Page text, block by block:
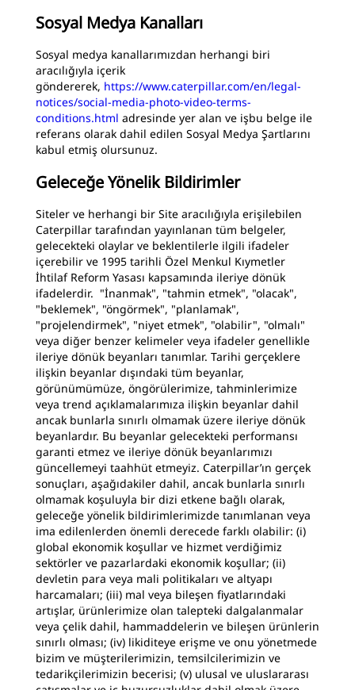
Sosyal Medya Kanalları
Sosyal medya kanallarımızdan herhangi biri
aracılığıyla içerik
göndererek, https://www.caterpillar.com/en/legal-
notices/social-media-photo-video-terms-
conditions.html adresinde yer alan ve işbu belge ile
referans olarak dahil edilen Sosyal Medya Şartlarını
kabul etmiş olursunuz.
Geleceğe Yönelik Bildirimler
Siteler ve herhangi bir Site aracılığıyla erişilebilen
Caterpillar tarafından yayınlanan tüm belgeler,
gelecekteki olaylar ve beklentilerle ilgili ifadeler
içerebilir ve 1995 tarihli Özel Menkul Kıymetler
İhtilaf Reform Yasası kapsamında ileriye dönük
ifadelerdir. "İnanmak", "tahmin etmek", "olacak",
"beklemek", "öngörmek", "planlamak",
"projelendirmek", "niyet etmek", "olabilir", "olmalı"
veya diğer benzer kelimeler veya ifadeler genellikle
ileriye dönük beyanları tanımlar. Tarihi gerçeklere
ilişkin beyanlar dışındaki tüm beyanlar,
görünümümüze, öngörülerimize, tahminlerimize
veya trend açıklamalarımıza ilişkin beyanlar dahil
ancak bunlarla sınırlı olmamak üzere ileriye dönük
beyanlardır. Bu beyanlar gelecekteki performansı
garanti etmez ve ileriye dönük beyanlarımızı
güncellemeyi taahhüt etmeyiz. Caterpillar’ın gerçek
sonuçları, aşağıdakiler dahil, ancak bunlarla sınırlı
olmamak koşuluyla bir dizi etkene bağlı olarak,
geleceğe yönelik bildirimlerimizde tanımlanan veya
ima edilenlerden önemli derecede farklı olabilir: (i)
global ekonomik koşullar ve hizmet verdiğimiz
sektörler ve pazarlardaki ekonomik koşullar; (ii)
devletin para veya mali politikaları ve altyapı
harcamaları; (iii) mal veya bileşen fiyatlarındaki
artışlar, ürünlerimize olan talepteki dalgalanmalar
veya çelik dahil, hammaddelerin ve bileşen ürünlerin
sınırlı olması; (iv) likiditeye erişme ve onu yönetmede
bizim ve müşterilerimizin, temsilcilerimizin ve
tedarikçilerimizin becerisi; (v) ulusal ve uluslararası